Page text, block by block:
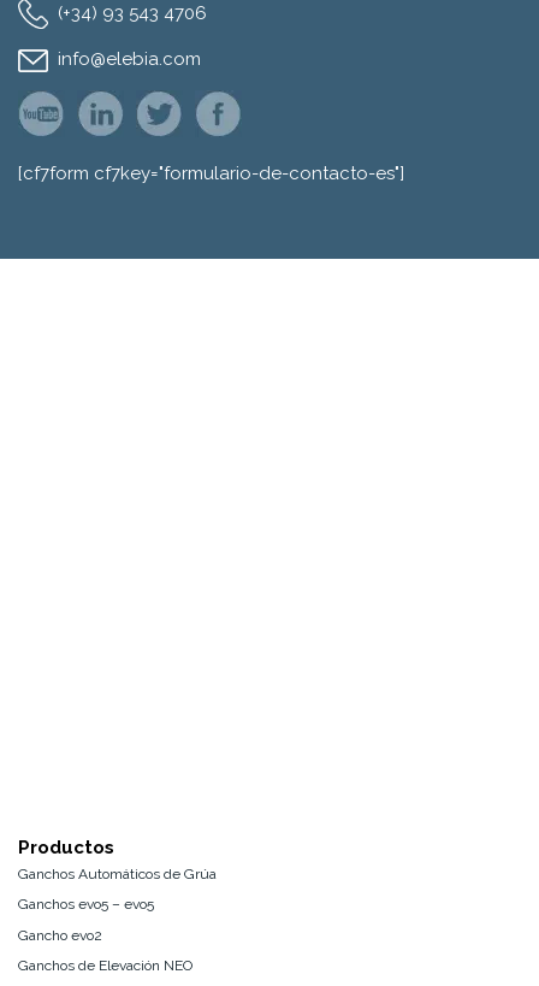
(+34) 93 543 4706
info@elebia.com
[cf7form cf7key="formulario-de-contacto-es"]
Productos
Ganchos Automáticos de Grúa
Ganchos evo5 – evo5
Gancho evo2
Ganchos de Elevación NEO